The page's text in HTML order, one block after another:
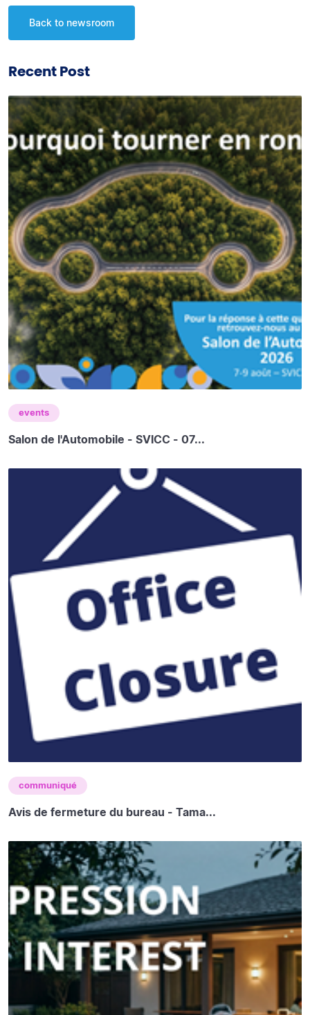
Back to newsroom
Recent Post
events
Salon de l'Automobile - SVICC - 07...
communiqué
Avis de fermeture du bureau - Tama...